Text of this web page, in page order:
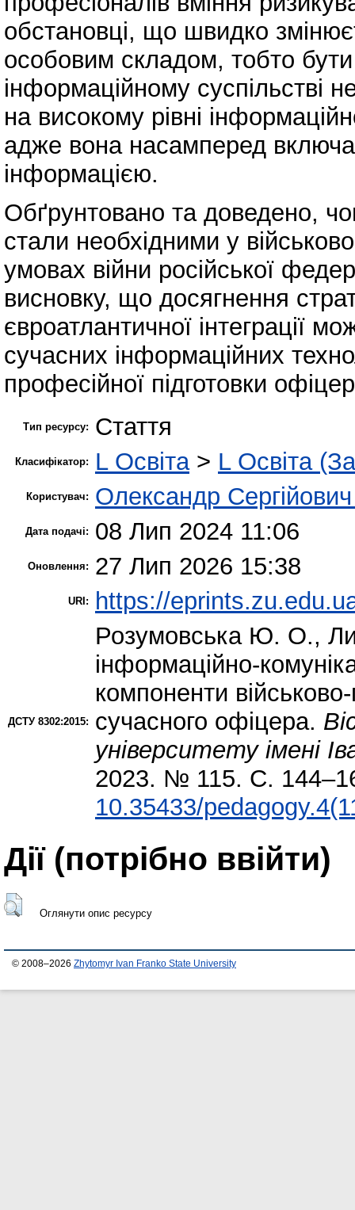
обстановці, що швидко
особовим складом, тобто
інформаційному суспільстві
на високому рівні
адже вона насамперед
інформацією.
Обґрунтовано та доведено,
стали необхідними у
умовах війни російської
висновку, що досягнення
євроатлантичної інтеграції
сучасних інформаційних
професійної підготовки
Тип ресурсу: Стаття
Класифікатор: L Освіта> L Освіта
Користувач: Олександр
Дата подачі: 08 Лип 2024 11:06
Оновлення: 27 Лип 2026 15:38
URI: https://
ДСТУ 8302:2015:
Розумовська Ю. О.,
інформаційно-
компоненти
сучасного офіцера.
університету імені
2023. № 115. С.
10.35433/
Дії ​​(потрібно ввійти)
Оглянути опис ресурсу
© 2008–2026 Zhytomyr Ivan Franko State University